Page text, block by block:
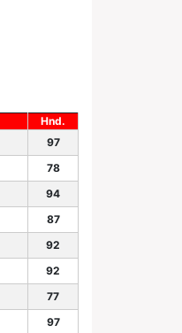
Hnd.
97
78
94
87
92
92
77
97